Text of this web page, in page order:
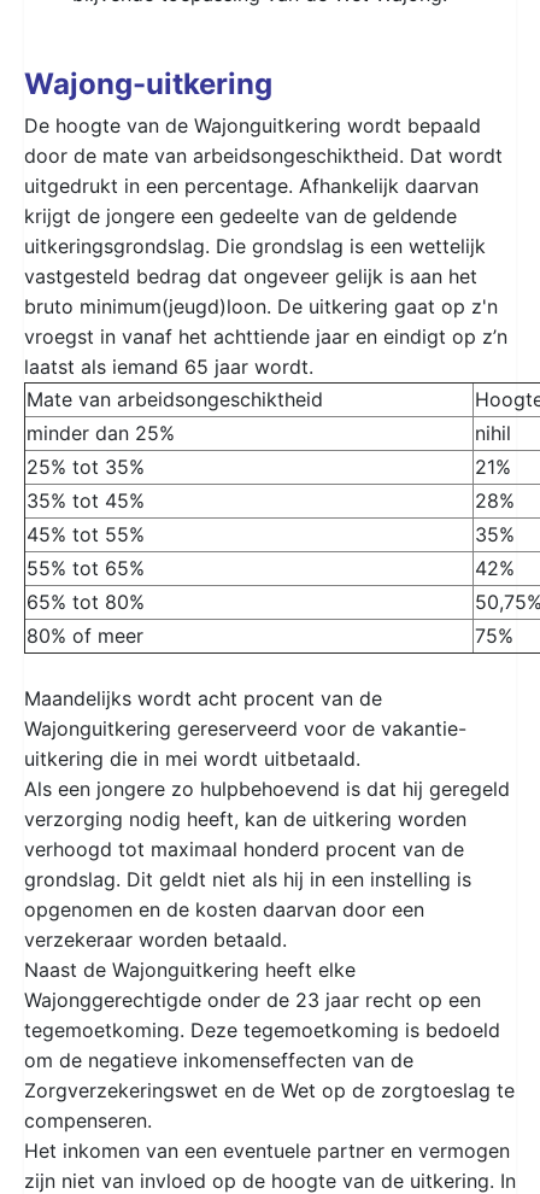
Wajong-uitkering
De hoogte van de Wajonguitkering wordt bepaald
door de mate van arbeidsongeschiktheid. Dat wordt
uitgedrukt in een percentage. Afhankelijk daarvan
krijgt de jongere een gedeelte van de geldende
uitkeringsgrondslag. Die grondslag is een wettelijk
vastgesteld bedrag dat ongeveer gelijk is aan het
bruto minimum(jeugd)loon. De uitkering gaat op z'n
vroegst in vanaf het achttiende jaar en eindigt op z’n
laatst als iemand 65 jaar wordt.
Mate van arbeidsongeschiktheid
minder dan 25%
nihil
25% tot 35%
21%
35% tot 45%
28%
45% tot 55%
35%
55% tot 65%
42%
65% tot 80%
80% of meer
75%
Maandelijks wordt acht procent van de
Wajonguitkering gereserveerd voor de vakantie-
uitkering die in mei wordt uitbetaald.
Als een jongere zo hulpbehoevend is dat hij geregeld
verzorging nodig heeft, kan de uitkering worden
verhoogd tot maximaal honderd procent van de
grondslag. Dit geldt niet als hij in een instelling is
opgenomen en de kosten daarvan door een
verzekeraar worden betaald.
Naast de Wajonguitkering heeft elke
Wajonggerechtigde onder de 23 jaar recht op een
tegemoetkoming. Deze tegemoetkoming is bedoeld
om de negatieve inkomenseffecten van de
Zorgverzekeringswet en de Wet op de zorgtoeslag te
compenseren.
Het inkomen van een eventuele partner en vermogen
zijn niet van invloed op de hoogte van de uitkering. In